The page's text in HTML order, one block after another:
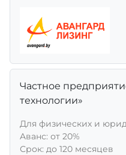
Частное
технологии»
Для физических и
Aванс: от 20%
Срок: до 120 месяцев